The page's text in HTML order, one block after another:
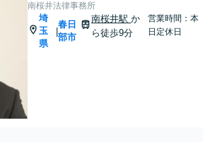
南桜井法律事務所
埼
玉
県
|
春日
部市
南桜井駅か
ら徒歩9分
営業時間：本
日定休日